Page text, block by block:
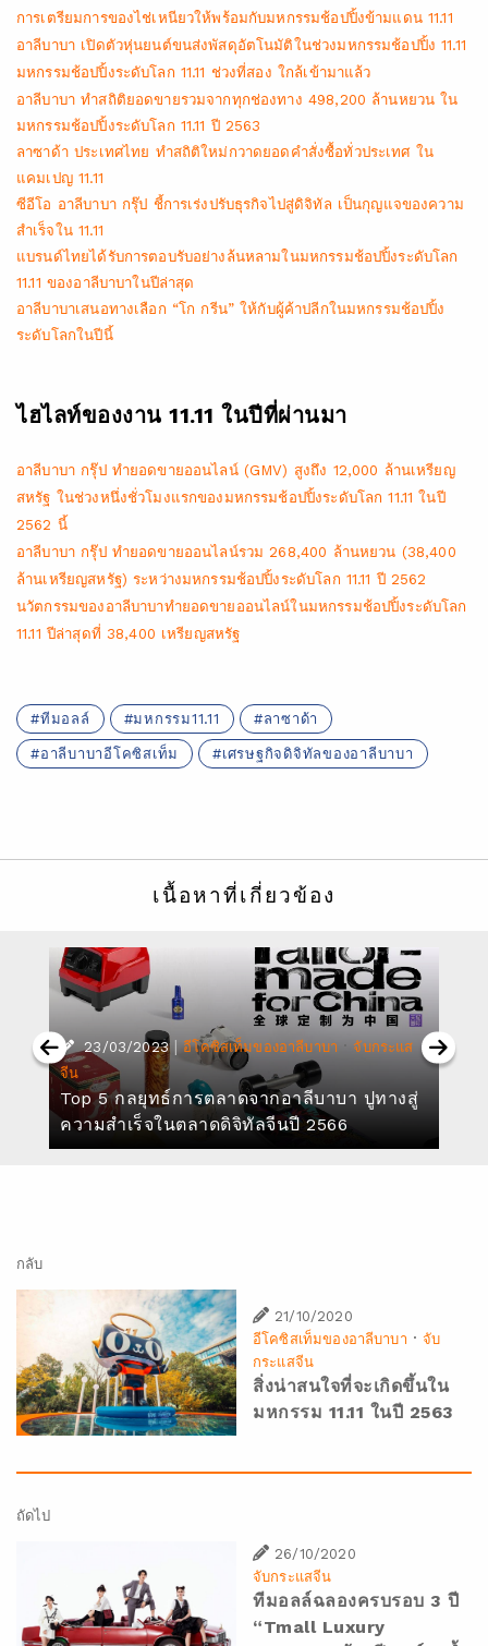
การเตรียมการของไช่เหนียวให้พร้อมกับมหกรรมช้อปปิ้งข้ามแดน 11.11
อาลีบาบา เปิดตัวหุ่นยนต์ขนส่งพัสดุอัตโนมัติในช่วงมหกรรมช้อปปิ้ง 11.11
มหกรรมช้อปปิ้งระดับโลก 11.11 ช่วงที่สอง ใกล้เข้ามาแล้ว
อาลีบาบา ทำสถิติยอดขายรวมจากทุกช่องทาง 498,200 ล้านหยวน ใน
มหกรรมช้อปปิ้งระดับโลก 11.11 ปี 2563
ลาซาด้า ประเทศไทย ทำสถิติใหม่กวาดยอดคำสั่งซื้อทั่วประเทศ ใน
แคมเปญ 11.11
ซีอีโอ อาลีบาบา กรุ๊ป ชี้การเร่งปรับธุรกิจไปสู่ดิจิทัล เป็นกุญแจของความ
สำเร็จใน 11.11
แบรนด์ไทยได้รับการตอบรับอย่างล้นหลามในมหกรรมช้อปปิ้งระดับโลก
11.11 ของอาลีบาบาในปีล่าสุด
อาลีบาบาเสนอทางเลือก “โก กรีน” ให้กับผู้ค้าปลีกในมหกรรมช้อปปิ้ง
ระดับโลกในปีนี้
ไฮไลท์ของงาน 11.11 ในปีที่ผ่านมา
อาลีบาบา กรุ๊ป ทำยอดขายออนไลน์ (GMV) สูงถึง 12,000 ล้านเหรียญ
สหรัฐ ในช่วงหนึ่งชั่วโมงแรกของมหกรรมช้อปปิ้งระดับโลก 11.11 ในปี
2562 นี้
อาลีบาบา กรุ๊ป ทำยอดขายออนไลน์รวม 268,400 ล้านหยวน (38,400
ล้านเหรียญสหรัฐ) ระหว่างมหกรรมช้อปปิ้งระดับโลก 11.11 ปี 2562
นวัตกรรมของอาลีบาบาทำยอดขายออนไลน์ในมหกรรมช้อปปิ้งระดับโลก
11.11 ปีล่าสุดที่ 38,400 เหรียญสหรัฐ
ทีมอลล์ มหกรรม11.11 ลาซาด้า
อาลีบาบาอีโคซิสเท็ม เศรษฐกิจดิจิทัลของอาลีบาบา
เนื้อหาที่เกี่ยวข้อง
23/03/2023 | อีโคซิสเท็มของอาลีบาบา·จับกระแส
จีน
Top 5 กลยุทธ์การตลาดจากอาลีบาบา ปูทางสู่
ความสำเร็จในตลาดดิจิทัลจีนปี 2566
กลับ
21/10/2020
อีโคซิสเท็มของอาลีบาบา ·จับ
กระแสจีน
สิ่งน่าสนใจที่จะเกิดขึ้นใน
มหกรรม 11.11 ในปี 2563
ถัดไป
26/10/2020
จับกระแสจีน
ทีมอลล์ฉลองครบรอบ 3 ปี
“Tmall Luxury